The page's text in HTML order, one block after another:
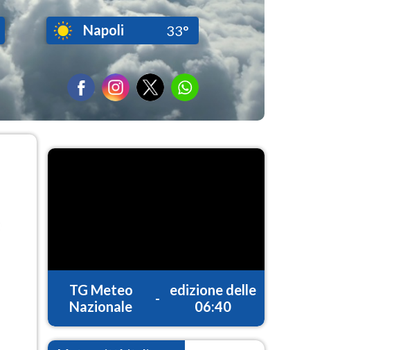
Napoli 33°
TG Meteo
Nazionale
-
edizione delle
06:40